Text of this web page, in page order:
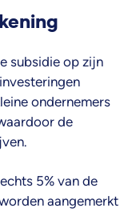
subsidie op zijn
ondernemers
de
5% van de
aangemerkt